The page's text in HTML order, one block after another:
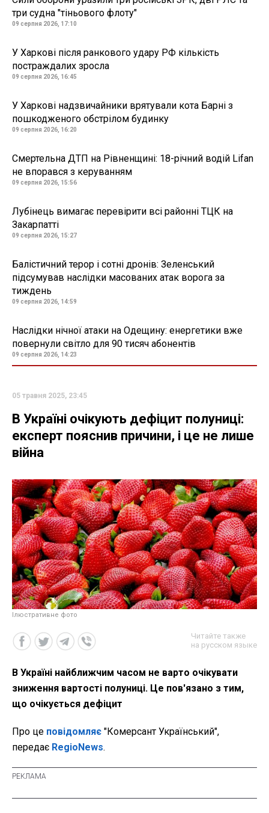
три судна "тіньового флоту"
09 серпня 2026, 17:10
У Харкові після ранкового удару РФ кількість
постраждалих зросла
09 серпня 2026, 16:45
У Харкові надзвичайники врятували кота Барні з
пошкодженого обстрілом будинку
09 серпня 2026, 16:20
Смертельна ДТП на Рівненщині: 18-річний водій Lifan
не впорався з керуванням
09 серпня 2026, 15:56
Лубінець вимагає перевірити всі районні ТЦК на
Закарпатті
09 серпня 2026, 15:27
Балістичний терор і сотні дронів: Зеленський
підсумував наслідки масованих атак ворога за
тиждень
09 серпня 2026, 14:59
Наслідки нічної атаки на Одещину: енергетики вже
повернули світло для 90 тисяч абонентів
09 серпня 2026, 14:23
05 травня 2025, 23:45
В Україні очікують дефіцит полуниці:
експерт пояснив причини, і це не лише
війна
Ілюстративне фото
Читайте также
на русском языке
В Україні найближчим часом не варто очікувати
зниження вартості полуниці. Це пов'язано з тим,
що очікується дефіцит
Про це повідомляє "Комерсант Український",
передає RegioNews.